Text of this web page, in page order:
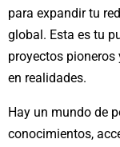
para expandir tu
global. Esta es tu
proyectos pioneros
en realidades.
Hay un mundo de
conocimientos,